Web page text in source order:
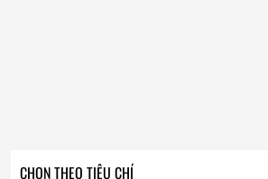
CHỌN THEO TIÊU CHÍ